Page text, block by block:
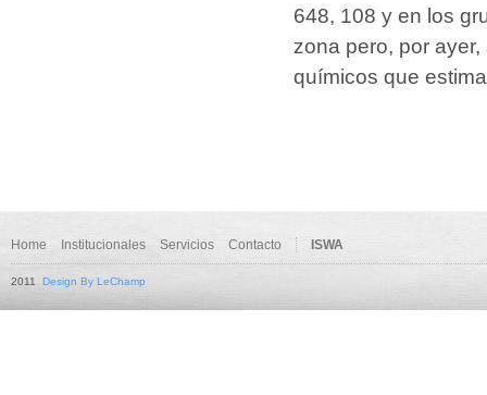
648, 108 y en los
zona pero, por
químicos que
Home Institucionales Servicios Contacto ISWA
2011 Design By LeChamp